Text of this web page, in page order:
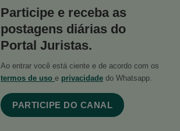
Participe e receba as
postagens diárias do
Portal Juristas.
Ao entrar você está ciente e de acordo com os
termos de uso e privacidade do Whatsapp.
PARTICIPE DO CANAL